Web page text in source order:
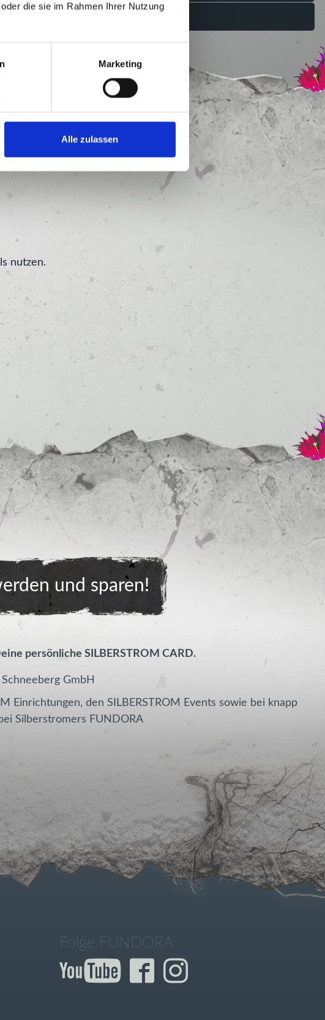
die sie im Rahmen Ihrer Nutzung
Marketing
Alle zulassen
nutzen.
und sparen!
persönliche SILBERSTROM CARD.
GmbH
Einrichtungen, den SILBERSTROM Events sowie bei knapp
Silberstromers FUNDORA
Folge FUNDORA